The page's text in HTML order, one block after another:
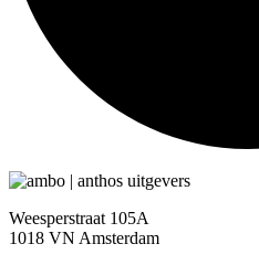
Weesperstraat 105A
1018 VN Amsterdam